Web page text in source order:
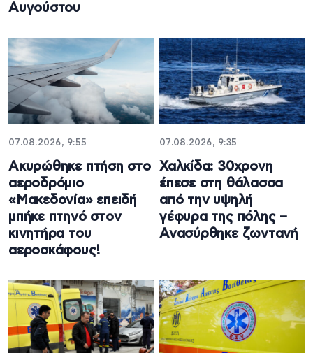
Αυγούστου
07.08.2026, 9:55
Ακυρώθηκε πτήση στο
αεροδρόμιο
«Μακεδονία» επειδή
μπήκε πτηνό στον
κινητήρα του
αεροσκάφους!
07.08.2026, 9:35
Χαλκίδα: 30χρονη
έπεσε στη θάλασσα
από την υψηλή
γέφυρα της πόλης –
Ανασύρθηκε ζωντανή